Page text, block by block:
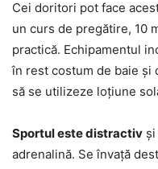
Cei doritori pot face
un curs de pregătire, 10
practică. Echipamentul
în rest costum de baie și
să se utilizeze loțiune
Sportul este distractiv
adrenalină. Se învață